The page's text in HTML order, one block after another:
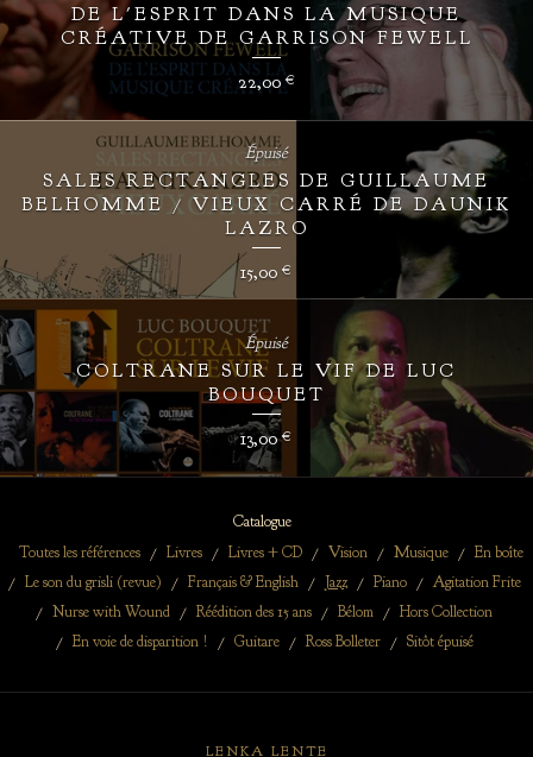
DE L'ESPRIT DANS LA MUSIQUE
CRÉATIVE DE GARRISON FEWELL
22,00€
SALES RECTANGLES DE GUILLAUME
BELHOMME / VIEUX CARRÉ DE DAUNIK
LAZRO
15,00 €
Épuisé
COLTRANE SUR LE VIF DE LUC
BOUQUET
13,00€
Épuisé
Catalogue
Toutes les références
Livres Livres + CD Vision Musique
En boîte
Le son du grisli (revue)
Français & English Jazz Piano
Agitation Frite
Nurse with Wound
Réédition des 15 ans Bélom
Hors Collection
En voie de disparition !
Guitare Ross Bolleter Sitôt épuisé
LENKA LENTE